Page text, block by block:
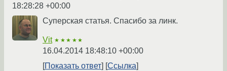
18:28:28 +00:00
Суперская статья. Спасибо за линк.
Vit ★★★★★
16.04.2014 18:48:10 +00:00
Показать ответ
Ссылка